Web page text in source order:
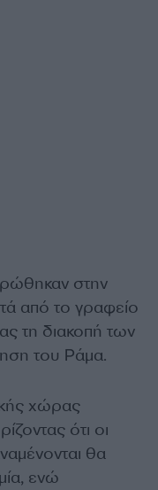
στην
από το γραφείο
τη διακοπή των
του Ράμα.
χώρας
ότι οι
θα
ενώ